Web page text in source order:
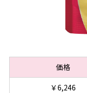
価格
￥6,246